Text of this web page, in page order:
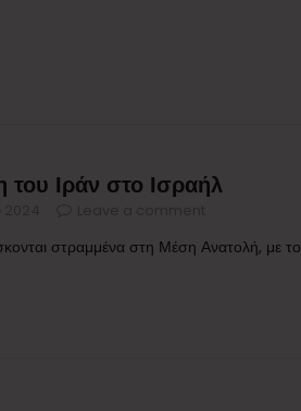
του Ιράν στο Ισραήλ
στραμμένα στη Μέση Ανατολή, με το